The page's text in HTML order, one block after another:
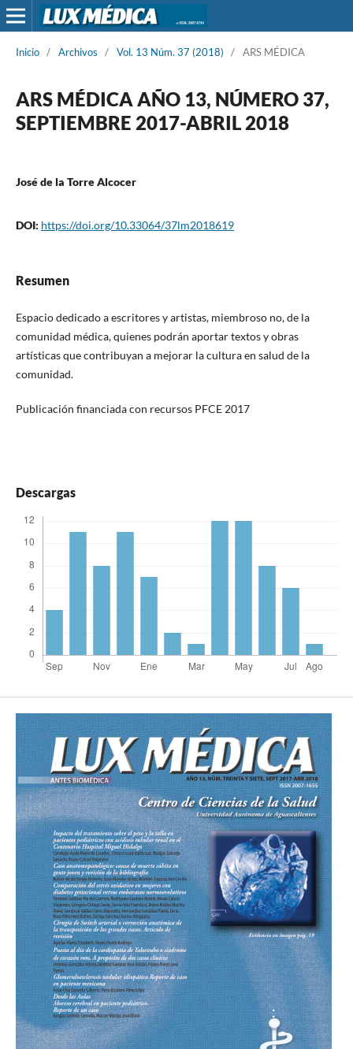
Inicio / Archivos / Vol. 13 Núm. 37 (2018) / ARS MÉDICA
ARS MÉDICA AÑO 13, NÚMERO 37,
SEPTIEMBRE 2017-ABRIL 2018
José de la Torre Alcocer
DOI: https://doi.org/10.33064/37lm2018619
Resumen
Espacio dedicado a escritores y artistas, miembroso no, de la
comunidad médica, quienes podrán aportar textos y obras
artísticas que contribuyan a mejorar la cultura en salud de la
comunidad.
Publicación financiada con recursos PFCE 2017
Descargas